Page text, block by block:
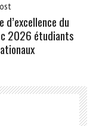
d’excellence du
2026 étudiants